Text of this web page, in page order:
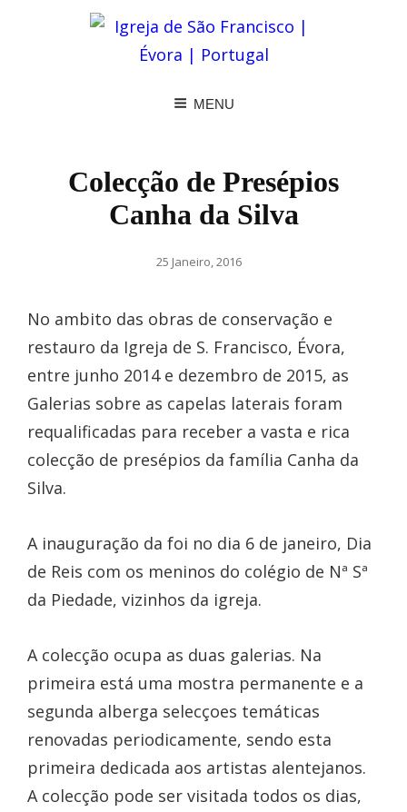
MENU
Colecção de Presépios
Canha da Silva
Posted
25 Janeiro, 2016
No ambito das obras de conservação e
restauro da Igreja de S. Francisco, Évora,
entre junho 2014 e dezembro de 2015, as
Galerias sobre as capelas laterais foram
requalificadas para receber a vasta e rica
colecção de presépios da família Canha da
Silva.
A inauguração da foi no dia 6 de janeiro, Dia
de Reis com os meninos do colégio de Nª Sª
da Piedade, vizinhos da igreja.
A colecção ocupa as duas galerias. Na
primeira está uma mostra permanente e a
segunda alberga selecçoes temáticas
renovadas periodicamente, sendo esta
primeira dedicada aos artistas alentejanos.
A colecção pode ser visitada todos os dias,